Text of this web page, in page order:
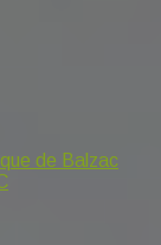
de Balzac